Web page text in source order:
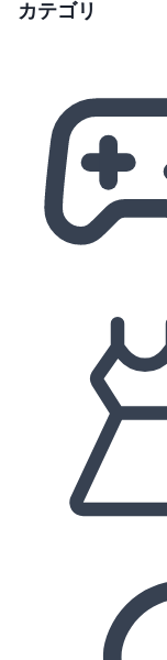
カテゴリ